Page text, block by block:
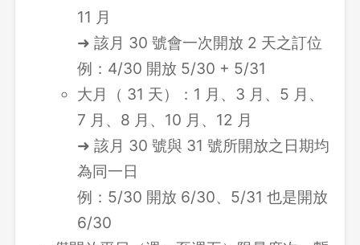
11 月
➜ 該月 30 號會一次開放 2 天之訂位
例：4/30 開放 5/30 + 5/31
大月（ 31 天）：1 月、3 月、5 月、
7 月、8 月、10 月、12 月
➜ 該月 30 號與 31 號所開放之日期均
為同一日
例：5/30 開放 6/30、5/31 也是開放
6/30